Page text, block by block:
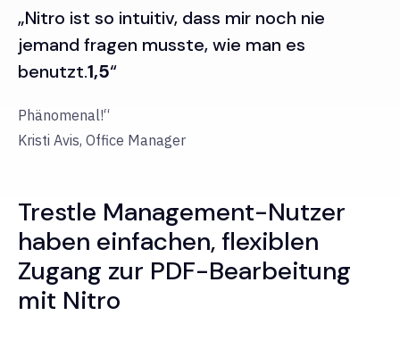
„Nitro ist so intuitiv, dass mir noch nie
jemand fragen musste, wie man es
benutzt.1,5“
Phänomenal!“
Kristi Avis, Office Manager
Trestle Management-Nutzer
haben einfachen, flexiblen
Zugang zur PDF-Bearbeitung
mit Nitro